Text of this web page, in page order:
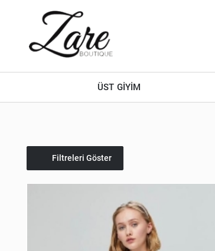
ÜST GİYİM
Filtreleri Göster